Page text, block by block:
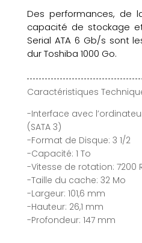
Des performances, de
capacité de stockage
Serial ATA 6 Gb/s sont
dur Toshiba 1000 Go.
Caractéristiques
-Interface avec
(SATA 3)
-Format de Disque: 3 1/2
-Capacité: 1 To
-Vitesse de rotation: 7200
-Taille du cache: 32 Mo
-Largeur: 101,6 mm
-Hauteur: 26,1 mm
-Profondeur: 147 mm